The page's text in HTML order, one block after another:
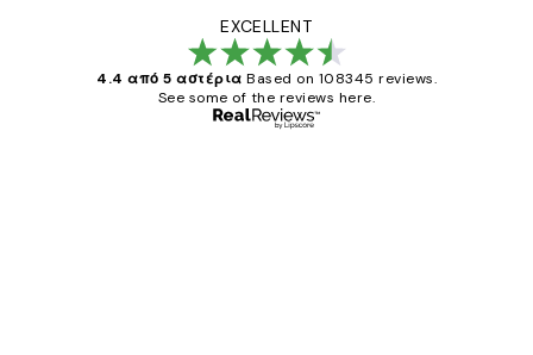
EXCELLENT
4.4 από 5 αστέρια Based on 108345 reviews.
See some of the reviews here.